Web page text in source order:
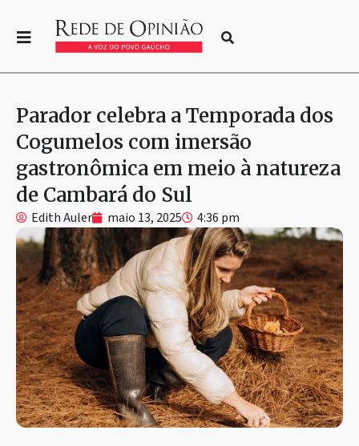
Parador celebra a Temporada dos
Cogumelos com imersão
gastronômica em meio à natureza
de Cambará do Sul
Edith Auler maio 13, 2025 4:36 pm